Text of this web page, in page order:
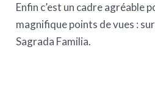
Enfin c’est un cadre agréable
magnifique points de vues :
Sagrada Familia.